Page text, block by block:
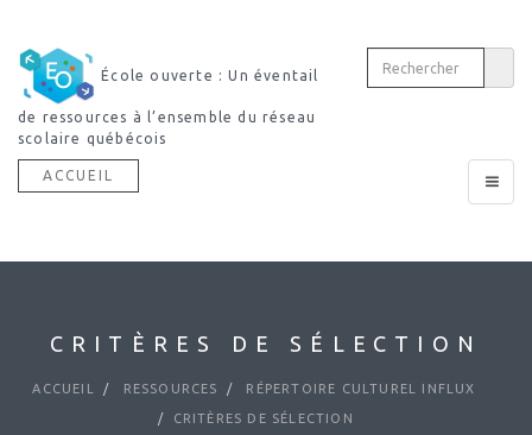
École ouverte : Un éventail
de ressources à l’ensemble du réseau
scolaire québécois
Toggle
ACCUEIL
CRITÈRES DE SÉLECTION
ACCUEIL RESSOURCES RÉPERTOIRE CULTUREL INFLUX
CRITÈRES DE SÉLECTION